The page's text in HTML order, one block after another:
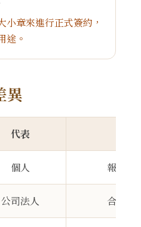
小章來進行正式簽約，
途。
異
代表
個人 報稅、
公司法人 合約、